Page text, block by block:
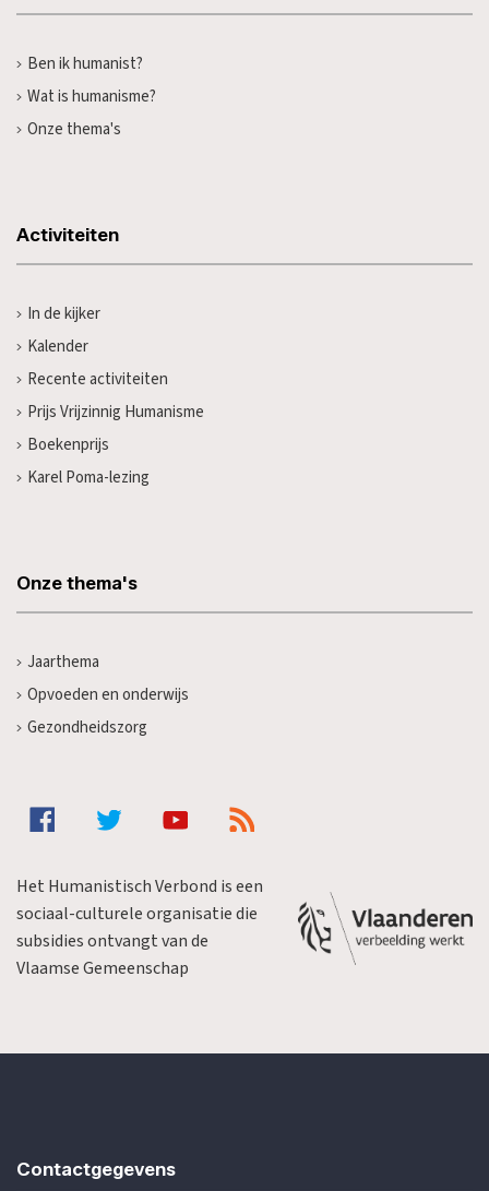
Ben ik humanist?
Wat is humanisme?
Onze thema's
Activiteiten
In de kijker
Kalender
Recente activiteiten
Prijs Vrijzinnig Humanisme
Boekenprijs
Karel Poma-lezing
Onze thema's
Jaarthema
Opvoeden en onderwijs
Gezondheidszorg
Het Humanistisch Verbond is een
sociaal-culturele organisatie die
subsidies ontvangt van de
Vlaamse Gemeenschap
Contactgegevens